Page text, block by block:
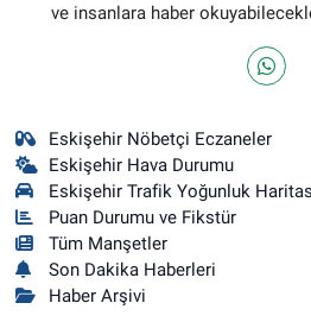
ve insanlara haber
Eskişehir Nöbetçi Eczaneler
Eskişehir Hava Durumu
Eskişehir Trafik Yoğunluk
Puan Durumu ve Fikstür
Tüm Manşetler
Son Dakika Haberleri
Haber Arşivi